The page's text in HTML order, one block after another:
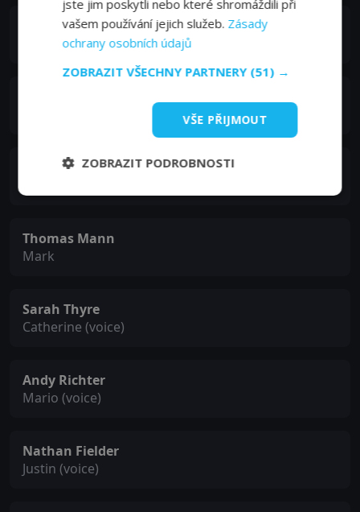
Jeremy Evans
60 Minutes Grip / Assistant Camera
Rosa Salazar
Thomas Mann
Mark
Sarah Thyre
Catherine (voice)
Andy Richter
Mario (voice)
Nathan Fielder
Justin (voice)
jste jim poskytli nebo které shromáždili při
vašem používání jejich služeb. Zásady
ochrany osobních údajů
ZOBRAZIT VŠECHNY PARTNERY (51) →
VŠE PŘIJMOUT
ZOBRAZIT PODROBNOSTI